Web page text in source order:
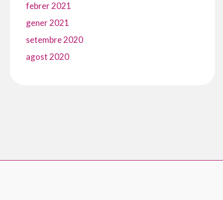
febrer 2021
gener 2021
setembre 2020
agost 2020